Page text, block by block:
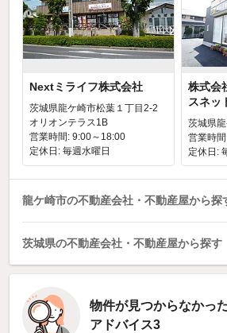
Nextミライフ株式会社
茨城県龍ケ崎市松葉１丁目2-2
オリオンテラス1B
営業時間: 9:00～18:00
定休日: 毎週水曜日
株式会
スネッ
茨城県
営業時
定休日:
龍ケ崎市の不動産会社・不動産屋から探
茨城県の不動産会社・不動産屋から探す
物件が見つからなかっ
アドバイス3